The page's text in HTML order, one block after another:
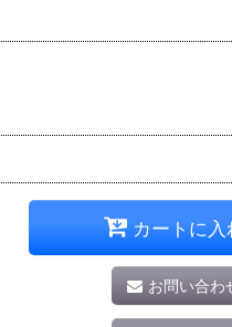
カートに入
お問い合わ